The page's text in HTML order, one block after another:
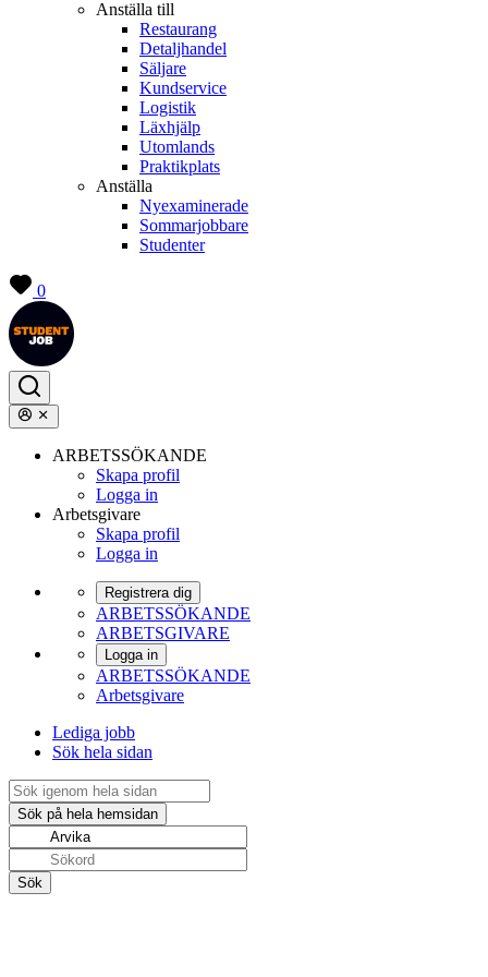
Anställa till
Restaurang
Detaljhandel
Säljare
Kundservice
Logistik
Läxhjälp
Utomlands
Praktikplats
Anställa
Nyexaminerade
Sommarjobbare
Studenter
0
ARBETSSÖKANDE
Skapa profil
Logga in
Arbetsgivare
Skapa profil
Logga in
Registrera dig
ARBETSSÖKANDE
ARBETSGIVARE
Logga in
ARBETSSÖKANDE
Arbetsgivare
Lediga jobb
Sök hela sidan